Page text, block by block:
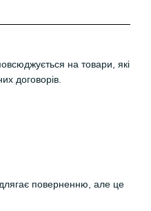
на товари, які
договорів.
поверненню, але це